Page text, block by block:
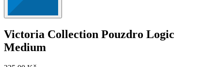
Victoria Collection Pouzdro Logic
Medium